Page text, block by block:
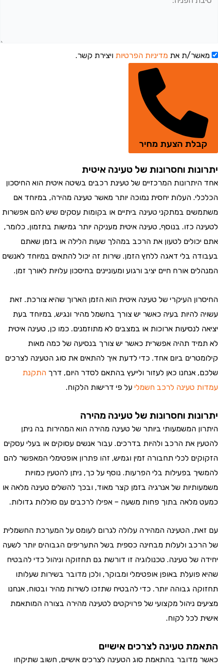
ת אתמדיניות הפרטיותויצירת קשר.
הצעת מחיר
וחסרונות של טעינה איטית
המרכזיים של טעינת רכבים בשיטה איטית הוא החיסכון
העלות יחסית נמוכה יותר מאשר טעינה מהירה, במיוחד אם
במתקני טעינה ביתיים או בקומות עסקים שיש להם אפשרות
כזו. בנוסף, טעינה איטית מעניקה יותר גמישות בתזמון, כלומר,
לטעון את הרכב במהלך שעות הלילה או בזמן שאתם
בלי דאגה ללחץ הזמן. שירות זה יכול להתאים במיוחד לאנשים
אורח חיים יציב ורגוע ומעוניינים בחיסכון עלויות לאורך זמן.
העיקרי של טעינה איטית הוא הזמן הארוך שהיא צורכת. זאת
להיות בעיה כאשר יש צורך בחשמל מהיר ונגיש, במיוחד בעת
לנסיעות ארוכות או במצבים לא מתוזמנים. כמו כן, טעינה איטית
תהיה אפשרית כאשר יש צורך בנסיעה של כמה מאות
ביום אחד. כדי לדעת איך להתאים את סוג הטעינה לצרכים
אנחנו כאן לעזור ולייעץ בהתאם לסדר היום, דרך התקנת
טעינה לרכב חשמליעל פי דרישות הלקוח.
וחסרונות של טעינה מהירה
המשמעותי ביותר של טעינה מהירה הוא המהירות בה ניתן
את הרכב ולהיות בדרכים. עבור אנשים עסוקים או בעלי עסקים
לכלי תחבורה זמין וגמיש, זהו פתרון אופטימלי המאפשר להם
בפעילות בלי הפרעות. נוסף על כך, ניתן להטעין כמויות
של אנרגיה בזמן קצר מאוד, ובכך להשלים טעינה מלאה או
בתוך פחות משעה – אפילו לרכבים עם סוללות גדולות.
הטעינה המהירה עלולה לגרום לעומס על המערכת החשמלית
ולעלות מבחינה כספית בשל התעריפים הגבוהים יותר לשעה
של טעינה. טכנולוגיה זו דורשת גם תחזוקה וניהול כדי להבטיח
באופן אופטימלי ומבוקר, ולכן מדובר בשירות שעלותו
גבוהה יותר. כדי להבטיח שתזכו לשירות מהיר ובטוח, אנחנו
ניהול מקצועי של פרויקטים לטעינה מהירה בצורה המותאמת
לכל לקוח.
טעינה לצרכים אישיים
בהתאמת סוג הטעינה לצרכים אישיים, חשוב שתיקחו